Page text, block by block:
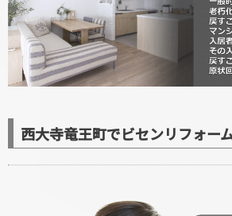
西大寺竜王町でビセンリフォー